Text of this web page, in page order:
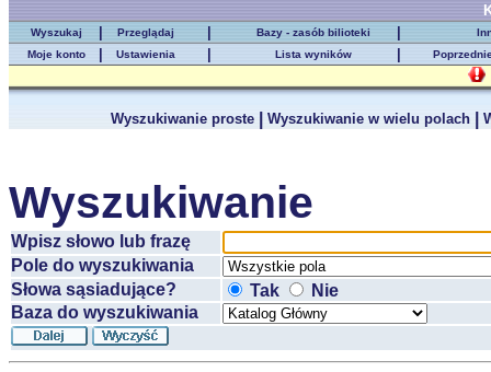
Wyszukaj Przeglądaj Bazy - zasób bilioteki
Moje konto
Ustawienia Lista wyników
Wyszukiwanie proste Wyszukiwanie w wielu polach
Wyszukiwanie
Wpisz słowo lub frazę
Pole do wyszukiwania
Słowa sąsiadujące?
Tak
Nie
Baza do wyszukiwania